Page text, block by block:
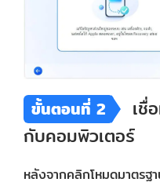
ขั้นตอนที่ 2
เชื่
กับคอมพิวเตอร์
หลังจากคลิกโหมดมาตรฐ